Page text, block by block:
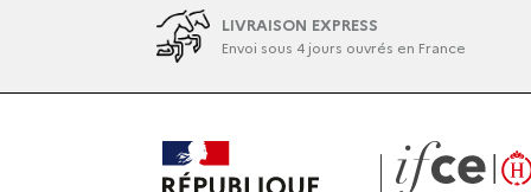
LIVRAISON EXPRESS
Envoi sous 4 jours ouvrés en France